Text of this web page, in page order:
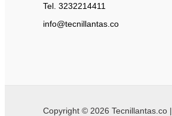
Tel. 3232214411
info@tecnillantas.co
Copyright © 2026 Tecnillantas.co |